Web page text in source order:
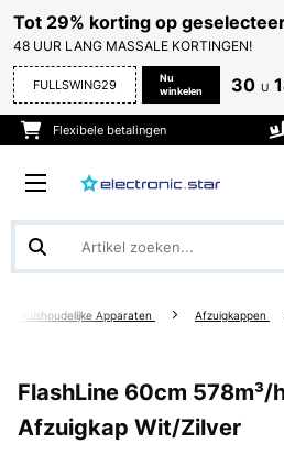
Tot 29% korting op
48 UUR LANG MASSALE KORTINGEN!
FULLSWING29
Nu
winkelen
30 U
Flexibele betalingen
Huishoudelijke Apparaten Afzuigkappen
FlashLine 60cm 578m³/
Afzuigkap Wit/Zilver